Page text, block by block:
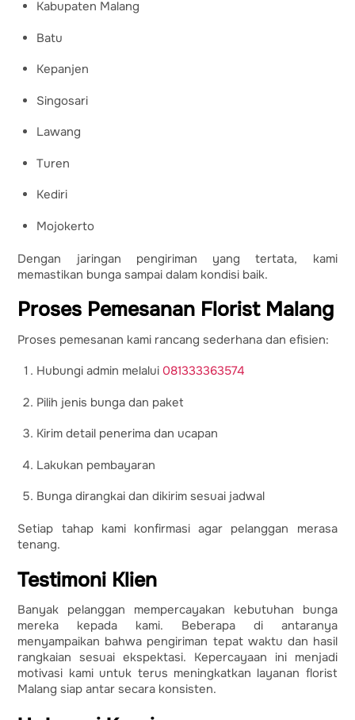
Kabupaten Malang
Batu
Kepanjen
Singosari
Lawang
Turen
Kediri
Mojokerto
Dengan jaringan pengiriman yang tertata, kami
memastikan bunga sampai dalam kondisi baik.
Proses Pemesanan Florist Malang
Proses pemesanan kami rancang sederhana dan efisien:
Hubungi admin melalui081333363574
Pilih jenis bunga dan paket
Kirim detail penerima dan ucapan
Lakukan pembayaran
Bunga dirangkai dan dikirim sesuai jadwal
Setiap tahap kami konfirmasi agar pelanggan merasa
tenang.
Testimoni Klien
Banyak pelanggan mempercayakan kebutuhan bunga
mereka kepada kami. Beberapa di antaranya
menyampaikan bahwa pengiriman tepat waktu dan hasil
rangkaian sesuai ekspektasi. Kepercayaan ini menjadi
motivasi kami untuk terus meningkatkan layanan florist
Malang siap antar secara konsisten.